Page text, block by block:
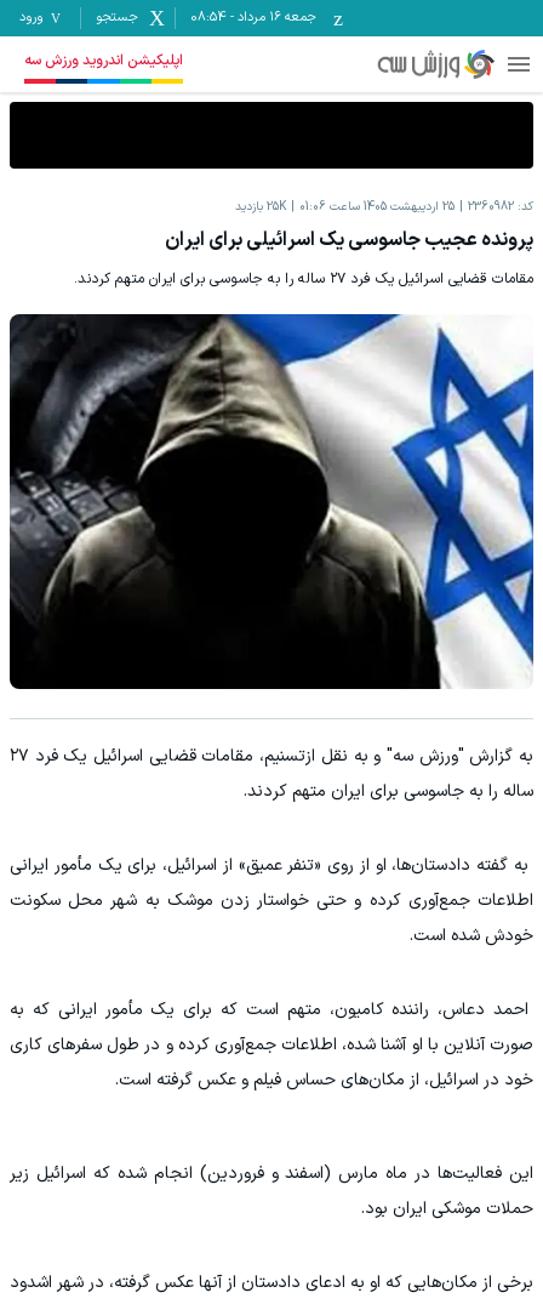
جمعه ۱۶ مرداد -
08:54 جستجو ورود
اپلیکیشن اندروید ورزش سه
کد: 2360982 25 اردیبهشت 1405 ساعت 01:06 25K بازدید
پرونده عجیب جاسوسی یک اسرائیلی برای ایران
مقامات قضایی اسرائیل یک فرد ۲۷ ساله را به جاسوسی برای ایران متهم کردند.
به گزارش "ورزش سه" و به نقل از
تسنیم، مقامات قضایی اسرائیل یک فرد ۲۷
ساله را به جاسوسی برای ایران متهم کردند.
به گفته دادستان‌ها، او از روی «تنفر عمیق» از اسرائیل، برای یک مأمور ایرانی
اطلاعات جمع‌آوری کرده و حتی خواستار زدن موشک به شهر محل سکونت
خودش شده است.
احمد دعاس، راننده کامیون، متهم است که برای یک مأمور ایرانی که به
صورت آنلاین با او آشنا شده، اطلاعات جمع‌آوری کرده و در طول سفرهای کاری
خود در اسرائیل، از مکان‌های حساس فیلم و عکس گرفته است.
این فعالیت‌ها در ماه مارس (اسفند و فروردین) انجام شده که اسرائیل زیر
حملات موشکی ایران بود.
برخی از مکان‌هایی که او به ادعای دادستان از آنها عکس گرفته، در شهر اشدود